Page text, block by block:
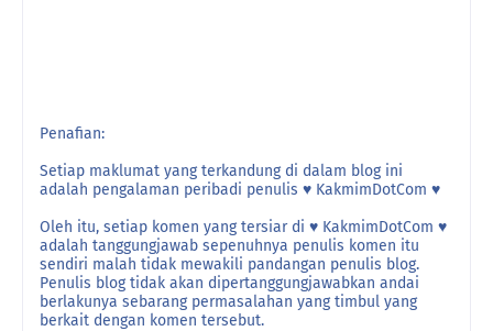
Penafian:
Setiap maklumat yang terkandung di dalam blog ini
adalah pengalaman peribadi penulis ♥ KakmimDotCom ♥
Oleh itu, setiap komen yang tersiar di ♥ KakmimDotCom ♥
adalah tanggungjawab sepenuhnya penulis komen itu
sendiri malah tidak mewakili pandangan penulis blog.
Penulis blog tidak akan dipertanggungjawabkan andai
berlakunya sebarang permasalahan yang timbul yang
berkait dengan komen tersebut.